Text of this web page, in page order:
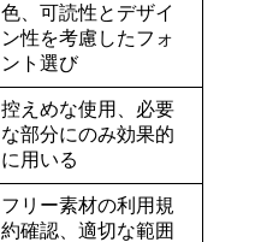
色、可読性とデザイ
ン性を考慮したフォ
ント選び
控えめな使用、必要
な部分にのみ効果的
に用いる
フリー素材の利用規
約確認、適切な範囲